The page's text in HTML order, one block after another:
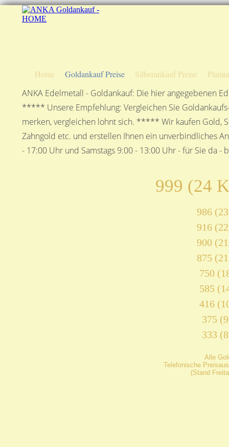
Home Goldankauf Preise Silberankauf Preise
ANKA Edelmetall - Goldankauf: Die hier angegebenen
***** Unsere Empfehlung: Vergleichen Sie
merken, vergleichen lohnt sich. ***** Wir kaufen Gold,
Zahngold etc. und erstellen Ihnen ein unverbindliches
- 17:00 Uhr und Samstags 9:00 - 13:00 Uhr - für Sie
999 (24
986
916
900
875
750
585
416
375
333
Alle
Telefonische
(Stand